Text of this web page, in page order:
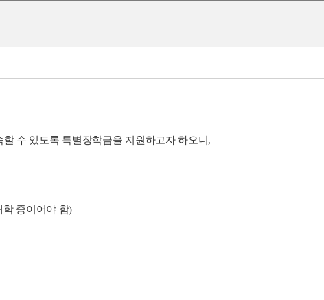
수 있도록 특별장학금을 지원하고자 하오니 ,
학 중이어야 함)